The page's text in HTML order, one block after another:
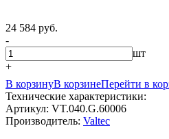
24 584 руб.
-
шт
+
В корзинуВ корзинеПерейти в
Технические характеристики:
Артикул: VT.040.G.60006
Производитель: Valtec